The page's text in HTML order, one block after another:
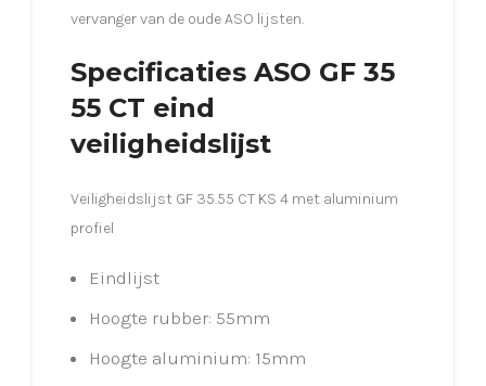
vervanger van de oude ASO lijsten.
Specificaties ASO GF 35
55 CT eind
veiligheidslijst
Veiligheidslijst GF 35.55 CT KS 4 met aluminium
profiel
Eindlijst
Hoogte rubber: 55mm
Hoogte aluminium: 15mm